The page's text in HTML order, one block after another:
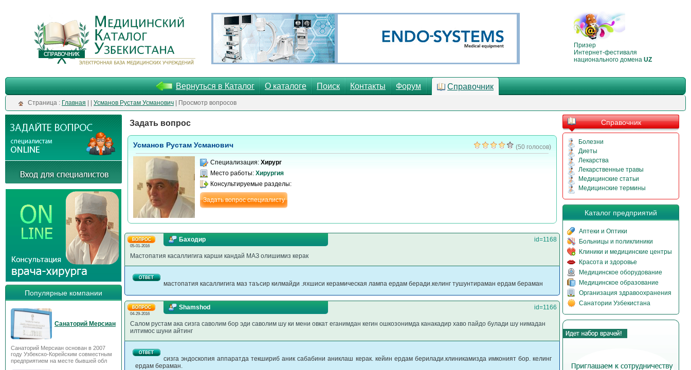
Призер
Интернет-фестиваля
национального домена UZ
Вернуться в Каталог О каталоге Поиск Контакты Форум Справочник
Cтраница : Главная Усманов Рустам Усманович | Просмотр вопросов
Популярные компании
Санаторий Мерсиан
Санаторий Мерсиан основан в 2007
году Узбекско-Корейским совместным
предприятием на месте бывшей обл
Задать вопрос
Усманов Рустам Усманович (50 голосов)
Специализация: Хирург
Место работы: Хирургия
Консультируемые разделы:
Задать вопрос специалисту
05-01-2016
Баходир id=1168
Мастопатия касаллигига карши кандай МАЗ олишимиз керак
мастопатия касаллигига маз таъсир килмайди .яхшиси керамическая лампа ердам беради.келинг тушунтираман ердам бераман
04-29-2016
Shamshod id=1166
Салом рустам ака сизга саволим бор эди саволим шу ки мени овкат еганимдан кегин ошкозонимда канакадир хаво пайдо булади шу нимадан
илтимос шуни айтинг
сизга эндоскопия аппаратда текшириб аник сабабини аниклаш керак. кейин ердам берилади.клиникамизда имконият бор. келинг
ердам бераман.
Справочник
Болезни
Диеты
Лекарства
Лекарственные травы
Медицинские статьи
Медицинские термины
Каталог предприятий
Аптеки и Оптики
Больницы и поликлиники
Клиники и медицинские центры
Красота и здоровье
Медицинское оборудование
Медицинское образование
Организация здравоохранения
Санатории Узбекистана